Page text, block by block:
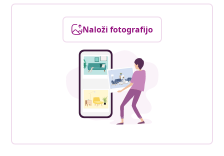
Naloži fotografijo